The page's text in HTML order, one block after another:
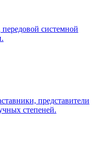
системной
представители
степеней.